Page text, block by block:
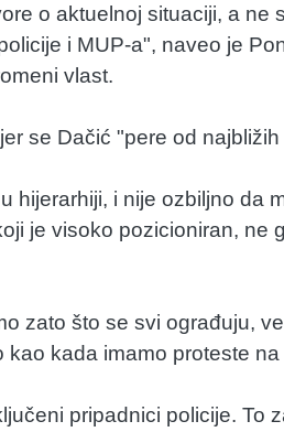
o aktuelnoj situaciji, a ne
i MUP-a", naveo je
vlast.
se Dačić "pere od
hijerarhiji, i nije ozbiljno da
je visoko pozicioniran, ne
zato što se svi ograđuju,
kada imamo proteste na
pripadnici policije. To